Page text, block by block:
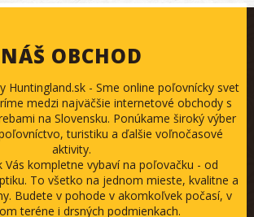
NÁŠ OBCHOD
Huntingland.sk - Sme online poľovnícky svet
medzi najväčšie internetové obchody s
na Slovensku. Ponúkame široký výber
turistiku a ďalšie voľnočasové
aktivity.
Vás kompletne vybaví na poľovačku - od
To všetko na jednom mieste, kvalitne a
Budete v pohode v akomkoľvek počasí, v
teréne i drsných podmienkach.